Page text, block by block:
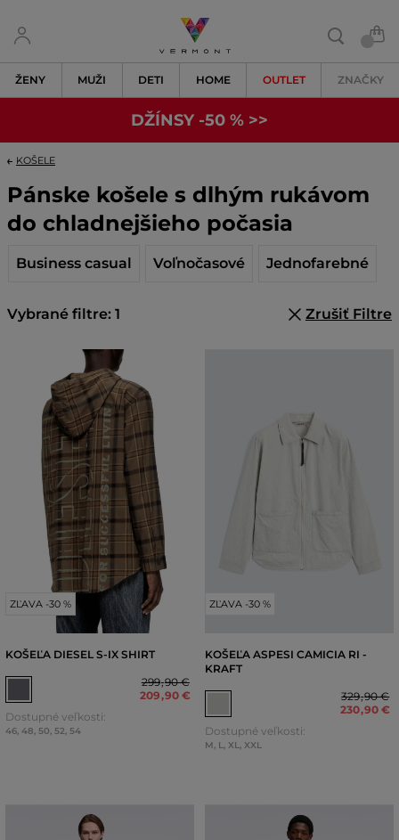
ŽENY MUŽI DETI HOME OUTLET ZNAČKY
DŽÍNSY -50 % >>
KOŠELE
Pánske košele s dlhým rukávom
do chladnejšieho počasia
Business casual Voľnočasové Jednofarebné
Vybrané filtre: 1 Zrušiť Filtre
ZĽAVA -30 %
KOŠEĽA DIESEL S-IX SHIRT
299,90 €
209,90 €
Dostupné veľkosti:
46, 48, 50, 52, 54
ZĽAVA -30 %
KOŠEĽA ASPESI CAMICIA RI -
KRAFT
329,90 €
230,90 €
Dostupné veľkosti:
M, L, XL, XXL